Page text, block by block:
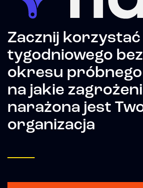
Zacznij korzystać
tygodniowego
okresu próbnego
na jakie
narażona jest
organizacja